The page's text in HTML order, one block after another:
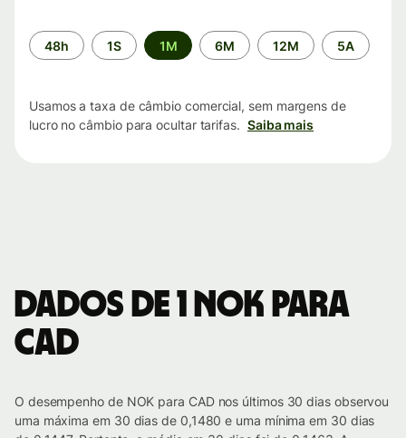
Período
de
48h 1S 1M 6M 12M 5A
Usamos a taxa de câmbio comercial, sem margens de
lucro no câmbio para ocultar tarifas. Saiba mais
Dados de 1 NOK para
CAD
O desempenho de NOK para CAD nos últimos 30 dias observou
uma máxima em 30 dias de 0,1480 e uma mínima em 30 dias